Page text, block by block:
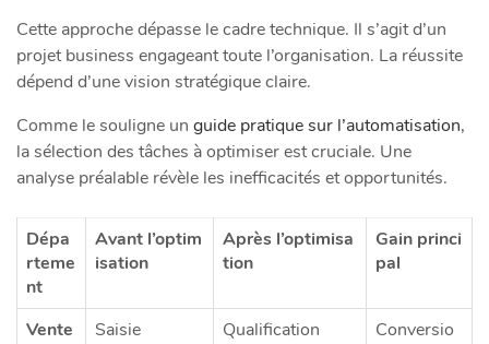
Cette approche dépasse le cadre technique. Il s’agit d’un
projet business engageant toute l’organisation. La réussite
dépend d’une vision stratégique claire.
Comme le souligne un guide pratique sur l’automatisation,
la sélection des tâches à optimiser est cruciale. Une
analyse préalable révèle les inefficacités et opportunités.
Dépa
rteme
nt
Avant l’optim
isation
Après l’optimisa
tion
Gain princi
pal
Vente
Saisie
Qualification
Conversio